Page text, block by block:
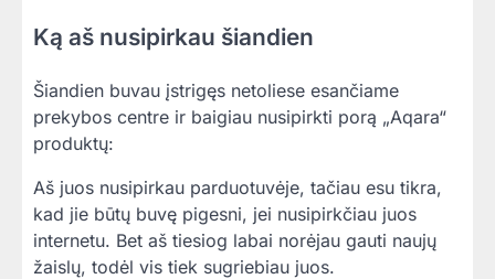
Ką aš nusipirkau šiandien
Šiandien buvau įstrigęs netoliese esančiame
prekybos centre ir baigiau nusipirkti porą „Aqara“
produktų:
Aš juos nusipirkau parduotuvėje, tačiau esu tikra,
kad jie būtų buvę pigesni, jei nusipirkčiau juos
internetu. Bet aš tiesiog labai norėjau gauti naujų
žaislų, todėl vis tiek sugriebiau juos.